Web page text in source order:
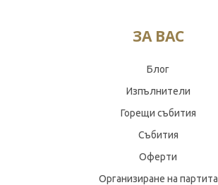
ЗА ВАС
Блог
Изпълнители
Горещи събития
Събития
Оферти
Организиране на партита